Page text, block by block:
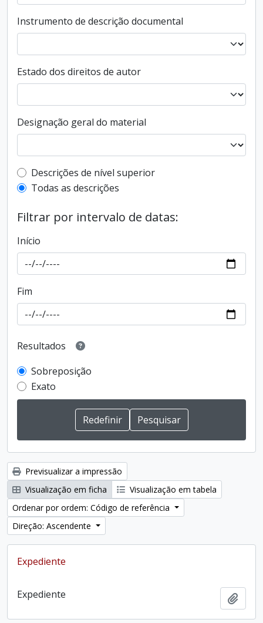
Instrumento de descrição documental
Estado dos direitos de autor
Designação geral do material
Filtro de descrição de nível superior
Descrições de nível superior
Todas as descrições
Filtrar por intervalo de datas:
Início
Fim
Resultados
Sobreposição
Exato
Previsualizar a impressão
Visualização em ficha
Visualização em tabela
Ordenar por ordem: Código de referência
Direção: Ascendente
Expediente
Expediente